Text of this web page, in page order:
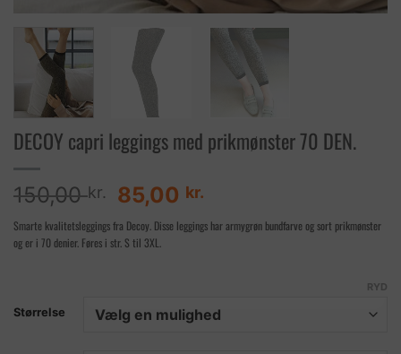
DECOY capri leggings med prikmønster 70 DEN.
150,00kr.
Den
oprindelige
pris
85,00 kr.
aktuelle
pris
Smarte kvalitetsleggings fra Decoy. Disse leggings har armygrøn bundfarve og sort prikmønster
og er i 70 denier. Føres i str. S til 3XL.
Størrelse
RYD